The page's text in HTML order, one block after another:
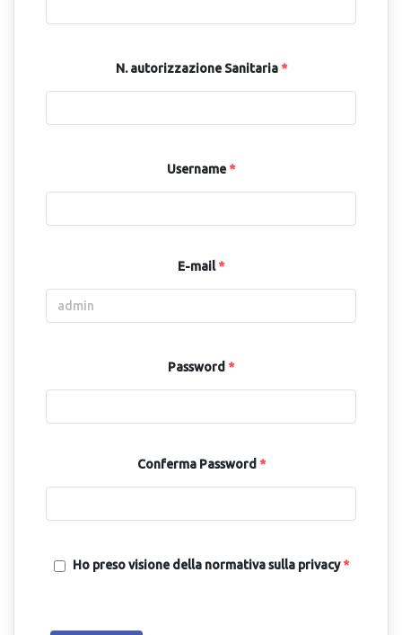
N. autorizzazione Sanitaria *
Username *
E-mail*
Password *
Conferma Password *
Ho preso visione della normativa sulla privacy*